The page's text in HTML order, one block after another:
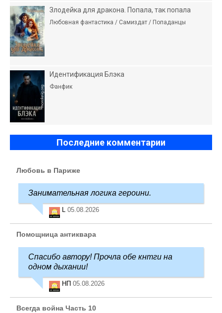
Злодейка для дракона. Попала, так попала
Любовная фантастика / Самиздат / Попаданцы
Идентификация Блэка
Фанфик
Последние комментарии
Любовь в Париже
Занимательная логика героини.
L 05.08.2026
Помощница антиквара
Спасибо автору! Прочла обе кнтги на
одном дыхании!
НП 05.08.2026
Всегда война Часть 10